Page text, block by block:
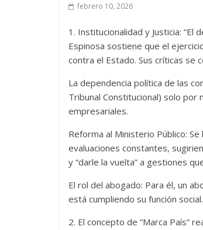
febrero 10, 2026
1. Institucionalidad y Justicia: “El
Espinosa sostiene que el
contra el Estado. Sus críticas se
La dependencia política de las
Tribunal Constitucional) solo por
empresariales.
Reforma al Ministerio Público:
evaluaciones constantes,
y “darle la vuelta” a gestiones
El rol del abogado: Para él, un
está cumpliendo su función social.
2. El concepto de “Marca País”